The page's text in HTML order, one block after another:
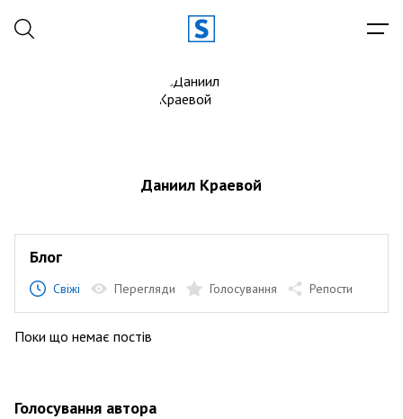
Даниил Краевой
Блог
Свіжі Перегляди Голосування Репости
Поки що немає постів
Голосування автора